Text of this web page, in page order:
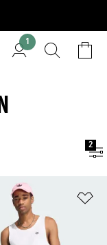
1
2
hinzufügen